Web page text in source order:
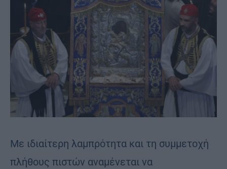
Με ιδιαίτερη λαμπρότητα και τη συμμετοχή
πλήθους πιστών αναμένεται να